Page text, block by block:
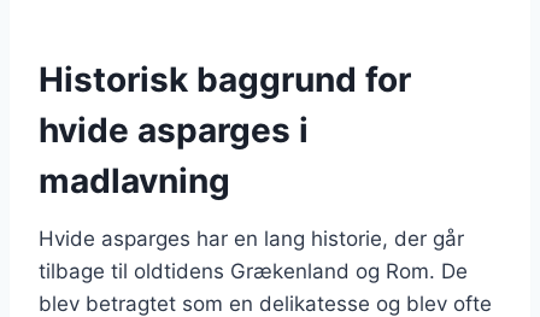
Historisk baggrund for
hvide asparges i
madlavning
Hvide asparges har en lang historie, der går
tilbage til oldtidens Grækenland og Rom. De
blev betragtet som en delikatesse og blev ofte